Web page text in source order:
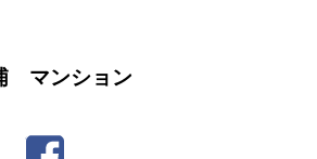
マンション